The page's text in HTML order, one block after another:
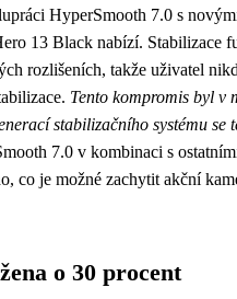
HyperSmooth 7.0 s
13 Black nabízí. Stabilizace
rozlišeních, takže uživatel
Tento kompromis byl v
stabilizačního systému se
7.0 v kombinaci s
co je možné zachytit akční
o 30 procent